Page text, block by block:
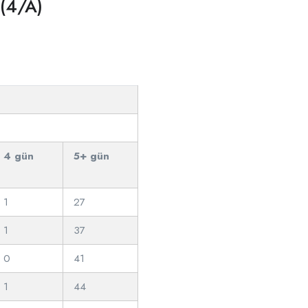
A)
4 gün 5+ gün
1
27
1
37
0
41
1
44